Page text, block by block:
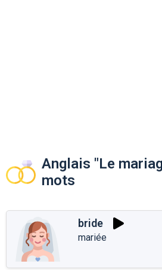
Anglais "Le
mots
bride
mariée